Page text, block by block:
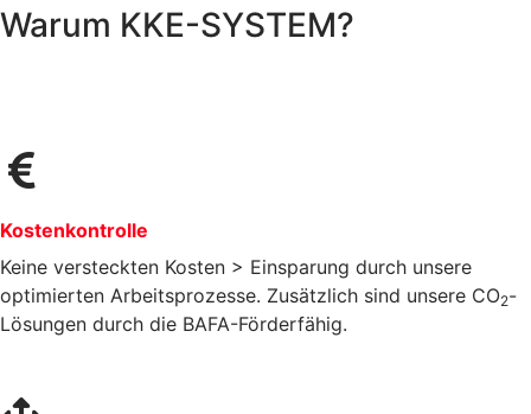
Warum KKE-SYSTEM?
Kostenkontrolle
Keine versteckten Kosten > Einsparung durch unsere
optimierten Arbeitsprozesse. Zusätzlich sind unsere CO2-
Lösungen durch die BAFA-Förderfähig.